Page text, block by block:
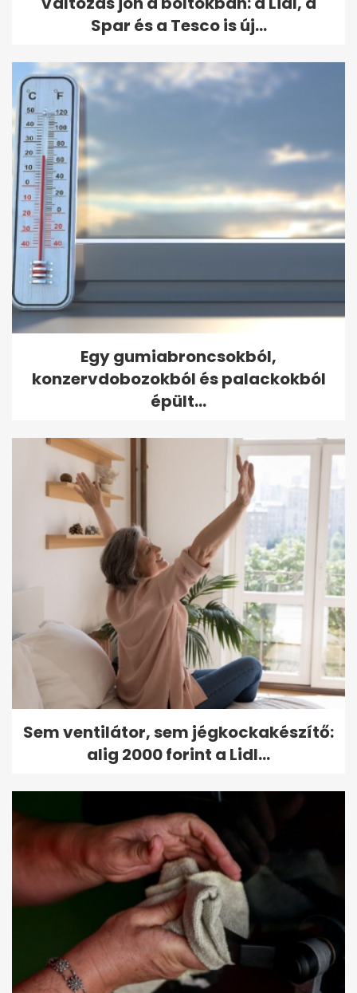
Spar és a Tesco is új...
Egy gumiabroncsokból,
konzervdobozokból és palackokból
épült...
Sem ventilátor, sem jégkockakészítő:
alig 2000 forint a Lidl...